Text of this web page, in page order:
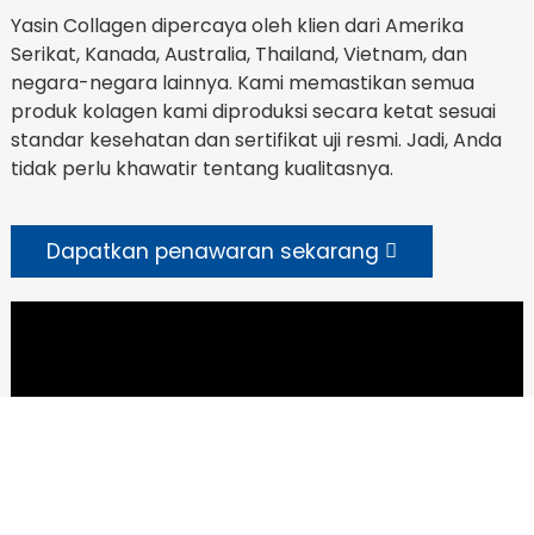
Yasin Collagen dipercaya oleh klien dari Amerika
Serikat, Kanada, Australia, Thailand, Vietnam, dan
negara-negara lainnya. Kami memastikan semua
produk kolagen kami diproduksi secara ketat sesuai
standar kesehatan dan sertifikat uji resmi. Jadi, Anda
tidak perlu khawatir tentang kualitasnya.
Dapatkan penawaran sekarang